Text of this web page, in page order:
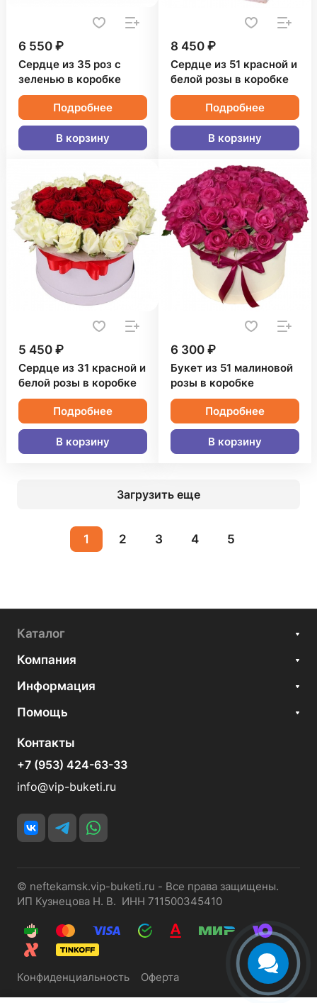
6 550 ₽
Сердце из 35 роз с
зеленью в коробке
Подробнее
В корзину
8 450 ₽
Сердце из 51 красной и
белой розы в коробке
Подробнее
В корзину
5 450 ₽
Сердце из 31 красной и
белой розы в коробке
Подробнее
В корзину
6 300 ₽
Букет из 51 малиновой
розы в коробке
Подробнее
В корзину
Загрузить еще
1 2 3 4 5
Каталог
Компания
Информация
Помощь
Контакты
+7 (953) 424-63-33
info@vip-buketi.ru
© neftekamsk.vip-buketi.ru - Все права защищены.
ИП Кузнецова Н. В. ИНН 711500345410
Конфиденциальность Оферта